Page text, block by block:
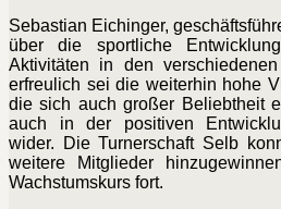
Sebastian Eichinger,
über die sportliche
Aktivitäten in den
erfreulich sei die weiterhin hohe
die sich auch großer Beliebtheit
auch in der positiven
wider. Die Turnerschaft Selb
weitere Mitglieder
Wachstumskurs fort.